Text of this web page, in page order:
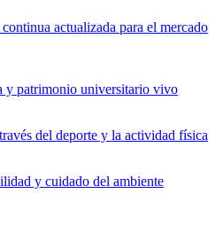
actualizada para el mercado
y patrimonio universitario vivo
del deporte y la actividad física
y cuidado del ambiente